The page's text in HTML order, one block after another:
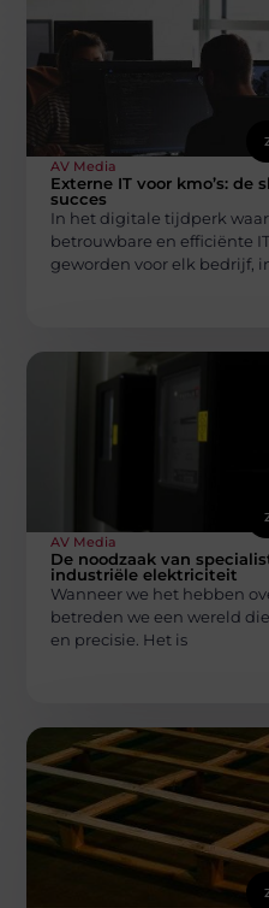
AV Media
Externe IT voor kmo’s: de
succes
In het digitale tijdperk
betrouwbare en efficiënte
geworden voor elk bedrijf,
AV Media
De noodzaak van
industriële elektriciteit
Wanneer we het hebben
betreden we een wereld
en precisie. Het is